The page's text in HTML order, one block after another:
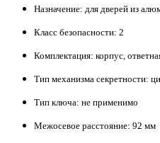
Назначение: для дверей из
Класс безопасности: 2
Комплектация: корпус,
Тип механизма секретности:
Тип ключа: не применимо
Межосевое расстояние: 92 мм